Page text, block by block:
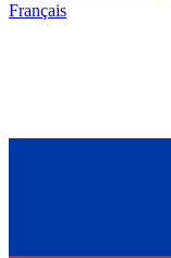
Français